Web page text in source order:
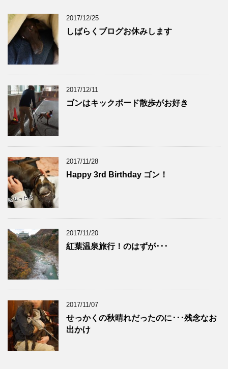
2017/12/25
しばらくブログお休みします
2017/12/11
ゴンはキックボード散歩がお好き
2017/11/28
Happy 3rd Birthday ゴン！
2017/11/20
紅葉温泉旅行！のはずが･･･
2017/11/07
せっかくの秋晴れだったのに･･･残念なお
出かけ